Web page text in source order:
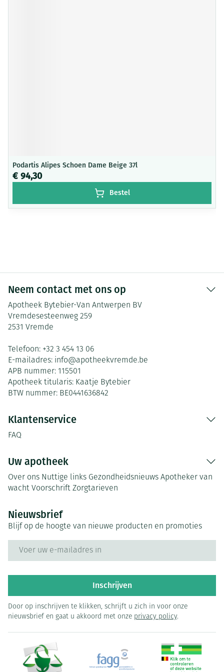
Podartis Alipes Schoen Dame Beige 37l
€ 94,30
Bestel
Neem contact met ons op
Apotheek Bytebier-Van Antwerpen BV
Vremdesesteenweg 259
2531 Vremde
Telefoon: +32 3 454 13 06
E-mailadres: info@apotheekvremde.be
APB nummer: 115501
Apotheek titularis: Kaatje Bytebier
BTW nummer: BE0441636842
Klantenservice
FAQ
Uw apotheek
Over ons Nuttige links Gezondheidsnieuws Apotheker van
wacht Voorschrift Zorgtarieven
Nieuwsbrief
Blijf op de hoogte van nieuwe producten en promoties
Inschrijven
Door op inschrijven te klikken, schrijft u zich in voor onze
nieuwsbrief en gaat u akkoord met onze privacy policy.